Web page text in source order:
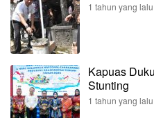
1 tahun yang lalu
Kapuas
Stunting
1 tahun yang lalu